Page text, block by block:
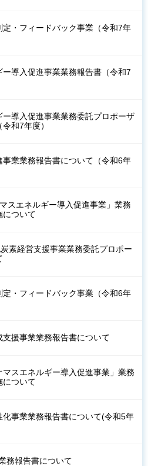
・フィードバック事業（令和7年
導入促進事業業務報告書（令和7
導入促進事業業務委託プロポーザ
和7年度）
業業務報告書について（令和6年
スエネルギー導入促進事業」業務
について
素経営支援事業業務委託プロポー
・フィードバック事業（令和6年
援事業業務報告書について
スエネルギー導入促進事業」業務
について
事業業務報告書について(令和5年
務報告書について